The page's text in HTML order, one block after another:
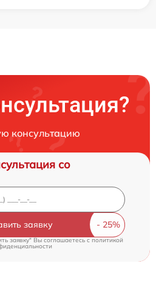
консультацию
со
заявку
заявку" Вы соглашаетесь cполитикой